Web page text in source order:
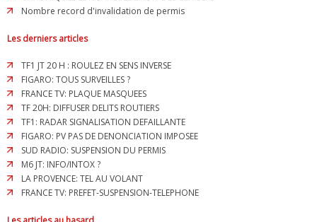
Nombre record d'invalidation de permis
Les derniers articles
TF1 JT 20 H : ROULEZ EN SENS INVERSE
FIGARO: TOUS SURVEILLES ?
FRANCE TV: PLAQUE MASQUEES
TF 20H: DIFFUSER DELITS ROUTIERS
TF1: RADAR SIGNALISATION DEFAILLANTE
FIGARO: PV PAS DE DENONCIATION IMPOSEE
SUD RADIO: SUSPENSION DU PERMIS
M6 JT: INFO/INTOX ?
LA PROVENCE: TEL AU VOLANT
FRANCE TV: PREFET-SUSPENSION-TELEPHONE